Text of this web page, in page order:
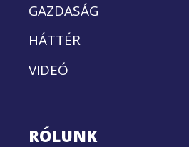
GAZDASÁG
HÁTTÉR
VIDEÓ
RÓLUNK